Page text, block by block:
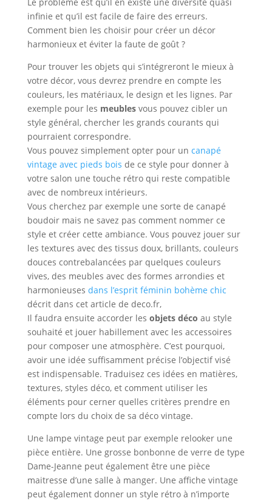
infinie et qu’il est facile de faire des erreurs.
Comment bien les choisir pour créer un décor
harmonieux et éviter la faute de goût ?
Pour trouver les objets qui s’intégreront le mieux à
votre décor, vous devrez prendre en compte les
couleurs, les matériaux, le design et les lignes. Par
exemple pour les meublesvous pouvez cibler un
style général, chercher les grands courants qui
pourraient correspondre.
Vous pouvez simplement opter pour un canapé
vintage avec pieds bois de ce style pour donner à
votre salon une touche rétro qui reste compatible
avec de nombreux intérieurs.
Vous cherchez par exemple une sorte de canapé
boudoir mais ne savez pas comment nommer ce
style et créer cette ambiance. Vous pouvez jouer sur
les textures avec des tissus doux, brillants, couleurs
douces contrebalancées par quelques couleurs
vives, des meubles avec des formes arrondies et
harmonieuses dans l’esprit féminin bohème chic
décrit dans cet article de deco.fr,
Il faudra ensuite accorder les objets déco au style
souhaité et jouer habillement avec les accessoires
pour composer une atmosphère. C’est pourquoi,
avoir une idée suffisamment précise l’objectif visé
est indispensable. Traduisez ces idées en matières,
textures, styles déco, et comment utiliser les
éléments pour cerner quelles critères prendre en
compte lors du choix de sa déco vintage.
Une lampe vintage peut par exemple relooker une
pièce entière. Une grosse bonbonne de verre de type
Dame-Jeanne peut également être une pièce
maitresse d’une salle à manger. Une affiche vintage
peut également donner un style rétro à n’importe